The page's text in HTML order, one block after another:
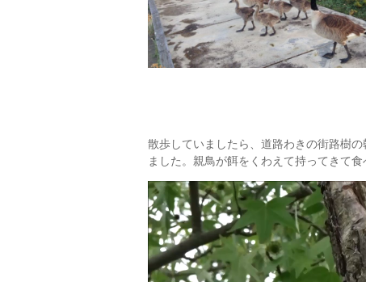
散歩していましたら、道路わきの街路樹
ました。親鳥が餌をくわえて持ってきて
動
画
プ
レ
ー
ヤ